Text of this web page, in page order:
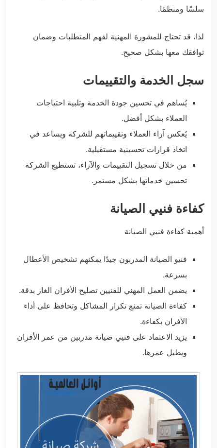
سلسًا ومنظمًا.
لذا، قد تحتاج للمشورة المهنية لفهم المتطلبات وضمان
توافقك معها بشكل صحيح.
سجل الخدمة والتقييمات
يُساهم في تحسين جودة الخدمة وتلبية احتياجات
العملاء بشكل أفضل.
يُعكس آراء العملاء وتقييماتهم للشركة ويساعد في
اتخاذ قرارات تحسينية مستقبلية.
من خلال تسجيل التقييمات والآراء، تستطيع الشركة
تحسين خدماتها بشكل مستمر.
كفاءة فنيي الصيانة
أهمية كفاءة فنيي الصيانة
فنيو الصيانة المدربون جيدًا يمكنهم تشخيص الأعطال
بسرعة.
يضمن العمل المهني للفنيين تصليح الأفران الغاز بدقة.
كفاءة الصيانة تمنع تكرار المشاكل وتحافظ على أداء
الأفران بكفاءة.
يزيد الاعتماد على فنيي صيانة مدربين من عمر الأفران
ويطيل عمرها.